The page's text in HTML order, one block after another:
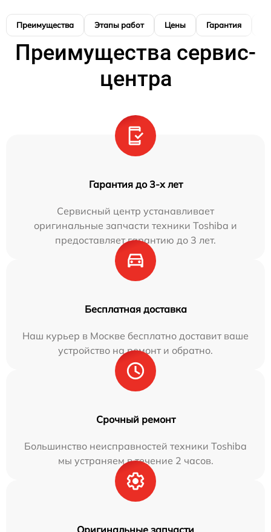
Преимущества Этапы работ Цены Гарантия
Преимущества сервис-
центра
Гарантия до 3-х лет
Сервисный центр устанавливает
оригинальные запчасти техники Toshiba и
предоставляет гарантию до 3 лет.
Бесплатная доставка
Наш курьер в Москве бесплатно доставит ваше
устройство на ремонт и обратно.
Срочный ремонт
Большинство неисправностей техники Toshiba
мы устраняем в течение 2 часов.
Оригинальные запчасти